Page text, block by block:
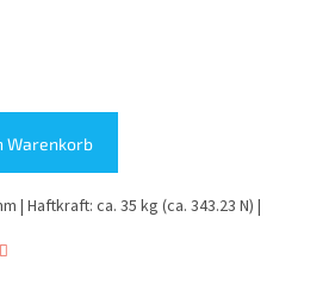
Warenkorb
| Haftkraft: ca. 35 kg (ca. 343.23 N) |